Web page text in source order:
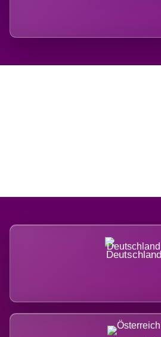
Deutschland